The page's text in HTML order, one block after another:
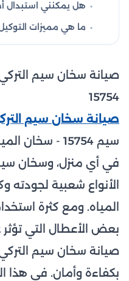
هل يمكنني استبدال
ما هي مميزات
صيانة سخان سيم
15754
صيانة سخان سيم
سيم 15754 -
في أي منزل، وسخان
الأنواع شعبية لجودته
المياه. ومع كثرة
بعض الأعطال التي تؤثر
صيانة سخان سيم
بكفاءة وأمان. في هذا